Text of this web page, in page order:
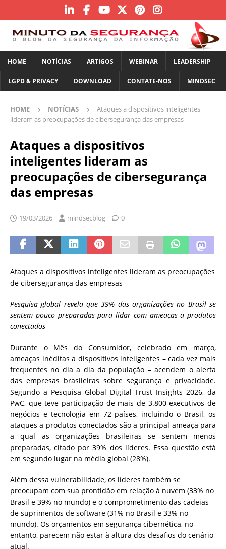
HOME NOTÍCIAS ARTIGOS WEBINAR LEADERSHIP
LGPD & PRIVACY DOWNLOAD CONTATE-NOS MINDSEC
HOME NOTÍCIAS
Ataques a dispositivos inteligentes
lideram as preocupações de cibersegurança das empresas
Ataques a dispositivos
inteligentes lideram as
preocupações de cibersegurança
das empresas
19/03/2026 mindsecblog 0
Ataques a dispositivos inteligentes lideram as preocupações
de cibersegurança das empresas
Pesquisa global revela que 39% das organizações no Brasil se
sentem pouco preparadas para lidar com ameaças a produtos
conectados
Durante o Mês do Consumidor, celebrado em março,
ameaças inéditas a dispositivos inteligentes – cada vez mais
frequentes no dia a dia da população – acendem o alerta
das empresas brasileiras sobre segurança e privacidade.
Segundo a Pesquisa Global Digital Trust Insights 2026, da
PwC, que teve participação de mais de 3.800 executivos de
negócios e tecnologia em 72 países, incluindo o Brasil, os
ataques a produtos conectados são a principal ameaça para
a qual as organizações brasileiras se sentem menos
preparadas, citado por 39% dos líderes. Essa questão está
em segundo lugar na média global (28%).
Além dessa vulnerabilidade, os líderes também se
preocupam com sua prontidão em relação à nuvem (33% no
Brasil e 39% no mundo) e o comprometimento das cadeias
de suprimentos de software (31% no Brasil e 33% no
mundo). Os orçamentos em segurança cibernética, no
entanto, parecem não estar à altura dos desafios do cenário
atual.